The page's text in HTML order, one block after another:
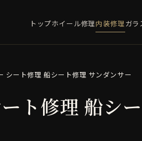
トップホイール修理内装修理ガラ
シート修理 船シート修理 サンダンサー
ト修理 船シ